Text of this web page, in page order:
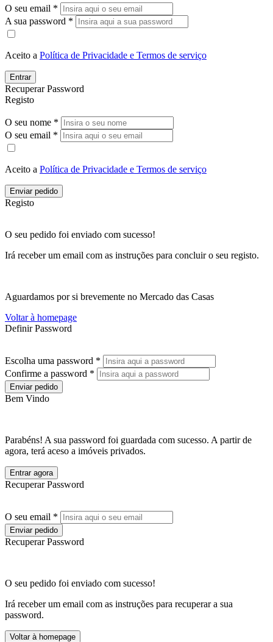
O seu email *
A sua password *
Aceito a Política de Privacidade e Termos de serviço
Entrar
Recuperar Password
Registo
O seu nome *
O seu email *
Aceito a Política de Privacidade e Termos de serviço
Enviar pedido
Registo
O seu pedido foi enviado com sucesso!
Irá receber um email com as instruções para concluir o seu registo.
Aguardamos por si brevemente no Mercado das Casas
Voltar à homepage
Definir Password
Escolha uma password *
Confirme a password *
Enviar pedido
Bem Vindo
Parabéns! A sua password foi guardada com sucesso. A partir de
agora, terá aceso a imóveis privados.
Entrar agora
Recuperar Password
O seu email *
Enviar pedido
Recuperar Password
O seu pedido foi enviado com sucesso!
Irá receber um email com as instruções para recuperar a sua
password.
Voltar à homepage